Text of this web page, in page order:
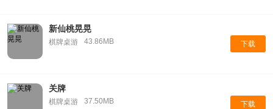
新仙桃晃晃
棋牌桌游 43.86MB 下载
关牌
棋牌桌游 37.50MB 下载